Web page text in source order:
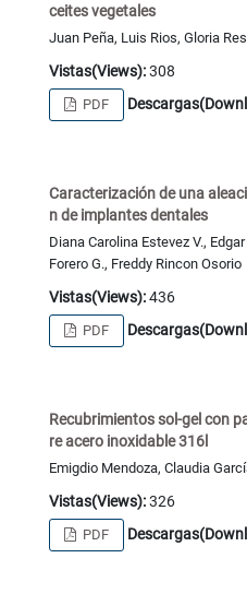
ceites vegetales
Juan Peña, Luis Rios, Gloria
Vistas(Views):308
PDF
Caracterización de una
n de implantes dentales
Diana Carolina Estevez V.,
Forero G., Freddy Rincon Osorio
Vistas(Views):436
PDF
Recubrimientos sol-gel con
re acero inoxidable 316l
Emigdio Mendoza, Claudia
Vistas(Views):326
PDF